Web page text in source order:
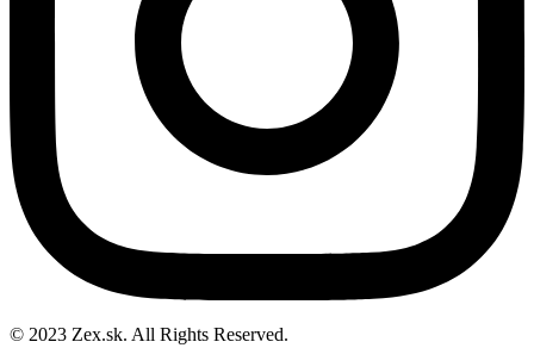
© 2023 Zex.sk. All Rights Reserved.